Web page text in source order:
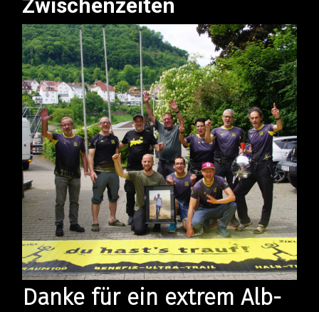
Zwischenzeiten
Danke für ein extrem Alb-